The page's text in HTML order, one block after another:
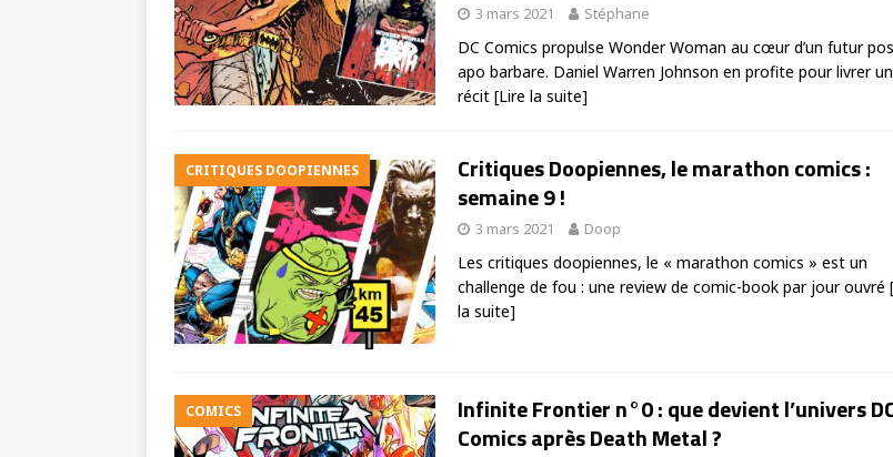
3 mars 2021 Stéphane
DC Comics propulse Wonder Woman au cœur d’un futur
apo barbare. Daniel Warren Johnson en profite pour livrer un
récit [Lire la suite]
CRITIQUES DOOPIENNES
Critiques Doopiennes, le marathon comics :
semaine 9 !
3 mars 2021 Doop
Les critiques doopiennes, le « marathon comics » est un
challenge de fou : une review de comic-book par jour ouvré
la suite]
COMICS
Infinite Frontier n°0 : que devient l’univers
Comics après Death Metal ?